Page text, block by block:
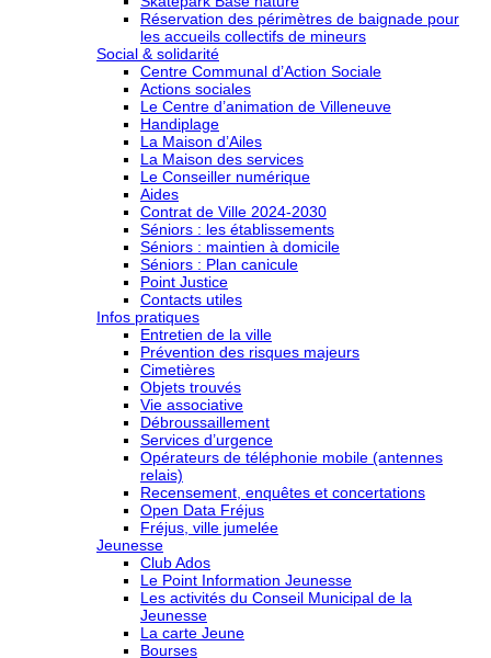
Réservation des périmètres de baignade pour
les accueils collectifs de mineurs
Social & solidarité
Centre Communal d’Action Sociale
Actions sociales
Le Centre d’animation de Villeneuve
Handiplage
La Maison d’Ailes
La Maison des services
Le Conseiller numérique
Aides
Contrat de Ville 2024-2030
Séniors : les établissements
Séniors : maintien à domicile
Séniors : Plan canicule
Point Justice
Contacts utiles
Infos pratiques
Entretien de la ville
Prévention des risques majeurs
Cimetières
Objets trouvés
Vie associative
Débroussaillement
Services d’urgence
Opérateurs de téléphonie mobile (antennes
relais)
Recensement, enquêtes et concertations
Open Data Fréjus
Fréjus, ville jumelée
Jeunesse
Club Ados
Le Point Information Jeunesse
Les activités du Conseil Municipal de la
Jeunesse
La carte Jeune
Bourses